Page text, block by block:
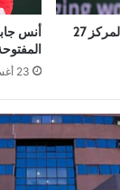
أنس جابر تحافظ على المركز 27
أنس
23 أغسطس 2024